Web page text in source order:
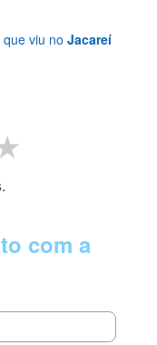
viu no Jacareí
4 stars
com a